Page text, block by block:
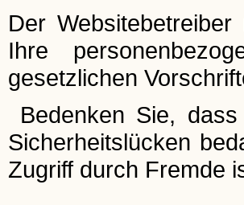
Der
Ihre
gesetzlichen
Bedenken Sie,
Sicherheitslücken
Zugriff durch Fremde